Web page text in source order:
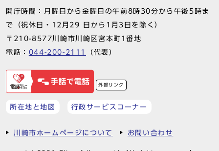
開庁時間：月曜日から金曜日の午前8時30分から午後5時ま
で（祝休日・12月29 日から1月3日を除く）
〒210-8577川崎市川崎区宮本町1番地
電話： 044-200-2111 （代表）
外部リンク
所在地と地図 行政サービスコーナー
川崎市ホームページについて お問い合わせ